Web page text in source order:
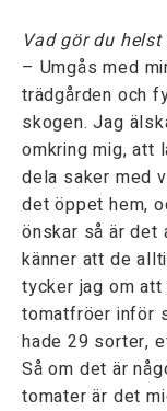
Vad gör du
– Umgås med
trädgården och
skogen. Jag
omkring mig, att
dela saker med
det öppet hem,
önskar så är det
känner att de
tycker jag om att
tomatfröer inför
hade 29 sorter,
Så om det är
tomater är det